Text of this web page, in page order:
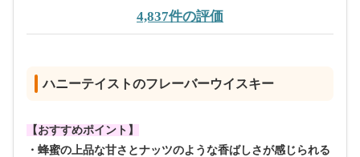
4,837件の評価
ハニーテイストのフレーバーウイスキー
【おすすめポイント】
・蜂蜜の上品な甘さとナッツのような香ばしさが感じられる